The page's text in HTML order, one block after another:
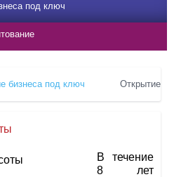
под ключ
бизнеса под ключ Открытие
В течение
8 лет